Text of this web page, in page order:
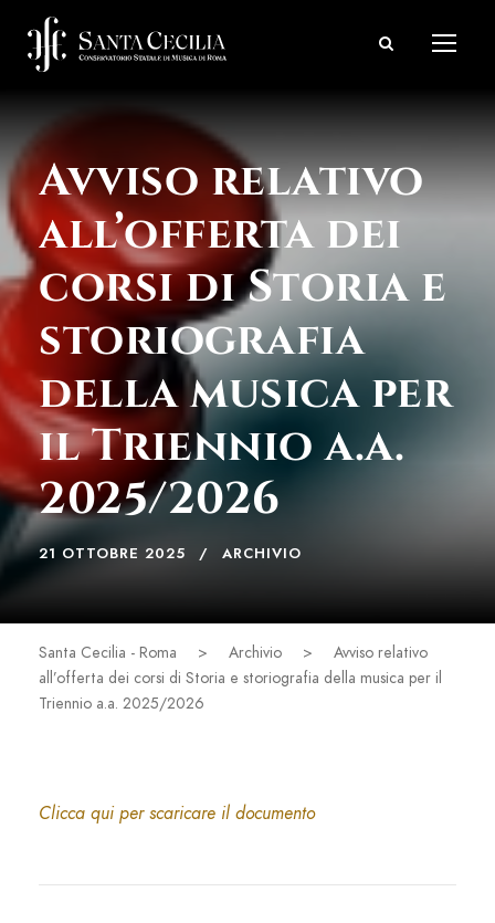
Avviso relativo
all’offerta dei
corsi di Storia e
storiografia
della musica per
il Triennio a.a.
2025/2026
21 OTTOBRE 2025 ARCHIVIO
Santa Cecilia - Roma > Archivio >
Avviso relativo
all’offerta dei corsi di Storia e storiografia della musica per il
Triennio a.a. 2025/2026
Clicca qui per scaricare il documento